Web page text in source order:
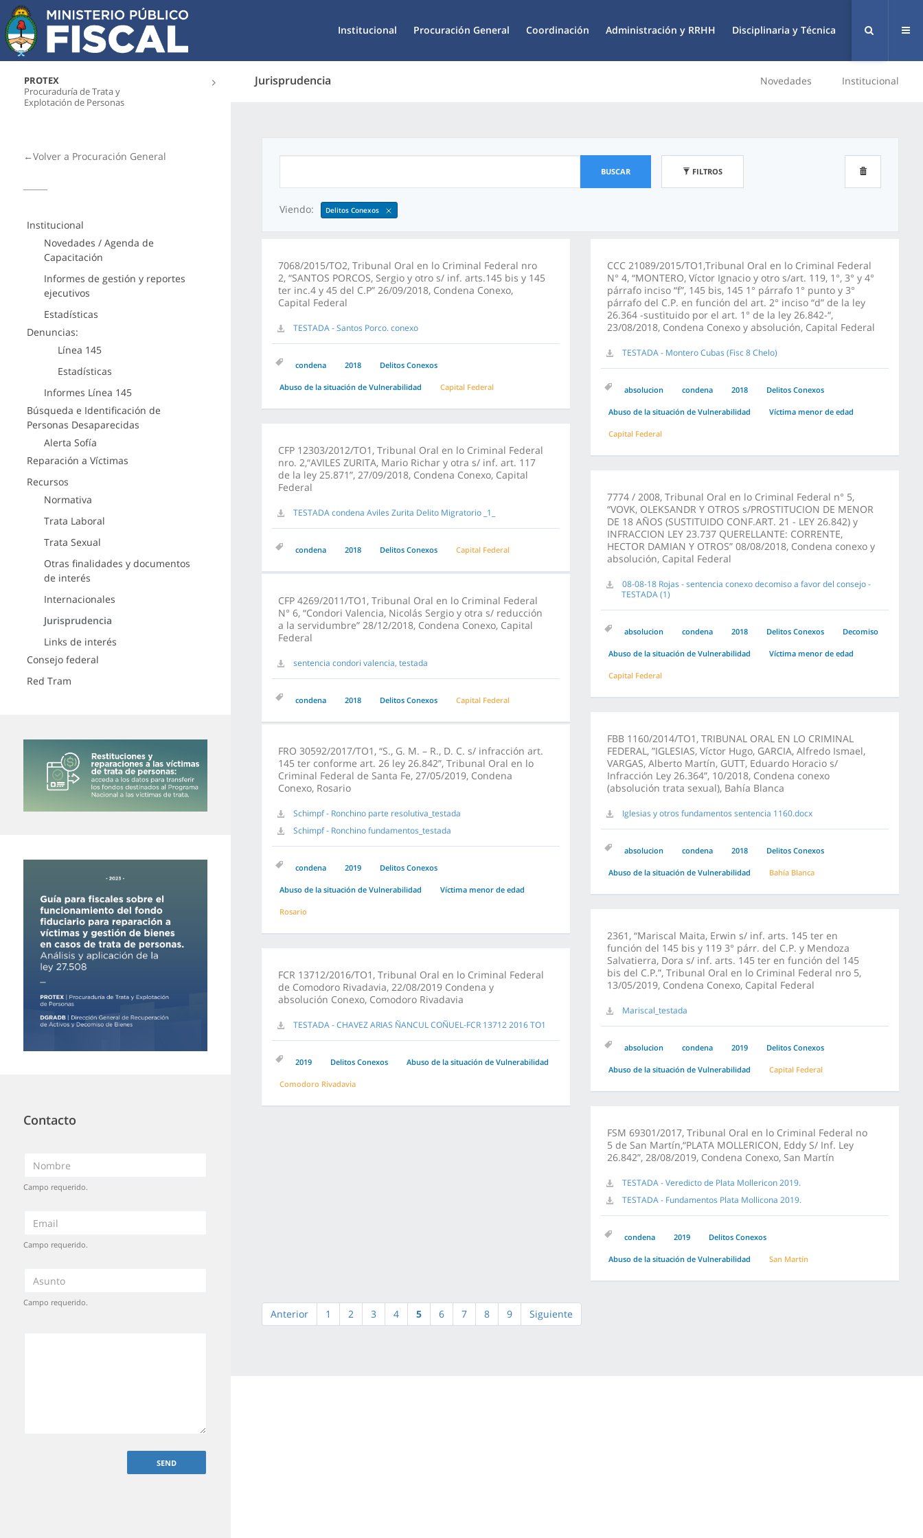
Institucional Procuración General Coordinación Administración y RRHH Disciplinaria y Técnica
PROTEX
Procuraduría de Trata y
Explotación de Personas
Jurisprudencia Novedades Institucional
←Volver a Procuración General
Institucional
Novedades / Agenda de
Capacitación
Informes de gestión y reportes
ejecutivos
Estadísticas
Denuncias:
Línea 145
Estadísticas
Informes Línea 145
Búsqueda e Identificación de
Personas Desaparecidas
Alerta Sofía
Reparación a Víctimas
Recursos
Normativa
Trata Laboral
Trata Sexual
Otras finalidades y documentos
de interés
Internacionales
Jurisprudencia
Links de interés
Consejo federal
Red Tram
Contacto
Campo requerido.
Campo requerido.
Campo requerido.
BUSCAR FILTROS
Viendo: Delitos Conexos
7068/2015/TO2, Tribunal Oral en lo Criminal Federal nro
2, “SANTOS PORCOS, Sergio y otro s/ inf. arts.145 bis y 145
ter inc.4 y 45 del C.P” 26/09/2018, Condena Conexo,
Capital Federal
TESTADA - Santos Porco. conexo
condena 2018 Delitos Conexos
Abuso de la situación de Vulnerabilidad Capital Federal
CCC 21089/2015/TO1,Tribunal Oral en lo Criminal Federal
N° 4, “MONTERO, Víctor Ignacio y otro s/art. 119, 1°, 3° y 4°
párrafo inciso “f”, 145 bis, 145 1° párrafo 1° punto y 3°
párrafo del C.P. en función del art. 2° inciso “d” de la ley
26.364 -sustituido por el art. 1° de la ley 26.842-“,
23/08/2018, Condena Conexo y absolución, Capital Federal
TESTADA - Montero Cubas (Fisc 8 Chelo)
absolucion condena 2018 Delitos Conexos
Abuso de la situación de Vulnerabilidad Víctima menor de edad
Capital Federal
CFP 12303/2012/TO1, Tribunal Oral en lo Criminal Federal
nro. 2,“AVILES ZURITA, Mario Richar y otra s/ inf. art. 117
de la ley 25.871”, 27/09/2018, Condena Conexo, Capital
Federal
TESTADA condena Aviles Zurita Delito Migratorio _1_
condena 2018 Delitos Conexos Capital Federal
7774 / 2008, Tribunal Oral en lo Criminal Federal n° 5,
“VOVK, OLEKSANDR Y OTROS s/PROSTITUCION DE MENOR
DE 18 AÑOS (SUSTITUIDO CONF.ART. 21 - LEY 26.842) y
INFRACCION LEY 23.737 QUERELLANTE: CORRENTE,
HECTOR DAMIAN Y OTROS” 08/08/2018, Condena conexo y
absolución, Capital Federal
08-08-18 Rojas - sentencia conexo decomiso a favor del consejo -
TESTADA (1)
absolucion condena 2018 Delitos Conexos Decomiso
Abuso de la situación de Vulnerabilidad Víctima menor de edad
Capital Federal
CFP 4269/2011/TO1, Tribunal Oral en lo Criminal Federal
N° 6, “Condori Valencia, Nicolás Sergio y otra s/ reducción
a la servidumbre” 28/12/2018, Condena Conexo, Capital
Federal
sentencia condori valencia, testada
condena 2018 Delitos Conexos Capital Federal
FBB 1160/2014/TO1, TRIBUNAL ORAL EN LO CRIMINAL
FEDERAL, ”IGLESIAS, Víctor Hugo, GARCIA, Alfredo Ismael,
VARGAS, Alberto Martín, GUTT, Eduardo Horacio s/
Infracción Ley 26.364”, 10/2018, Condena conexo
(absolución trata sexual), Bahía Blanca
Iglesias y otros fundamentos sentencia 1160.docx
absolucion condena 2018 Delitos Conexos
Abuso de la situación de Vulnerabilidad Bahía Blanca
FRO 30592/2017/TO1, “S., G. M. – R., D. C. s/ infracción art.
145 ter conforme art. 26 ley 26.842”, Tribunal Oral en lo
Criminal Federal de Santa Fe, 27/05/2019, Condena
Conexo, Rosario
Schimpf - Ronchino parte resolutiva_testada
Schimpf - Ronchino fundamentos_testada
condena 2019 Delitos Conexos
Abuso de la situación de Vulnerabilidad Víctima menor de edad
Rosario
2361, “Mariscal Maita, Erwin s/ inf. arts. 145 ter en
función del 145 bis y 119 3° párr. del C.P. y Mendoza
Salvatierra, Dora s/ inf. arts. 145 ter en función del 145
bis del C.P.”, Tribunal Oral en lo Criminal Federal nro 5,
13/05/2019, Condena Conexo, Capital Federal
Mariscal_testada
absolucion condena 2019 Delitos Conexos
Abuso de la situación de Vulnerabilidad Capital Federal
FCR 13712/2016/TO1, Tribunal Oral en lo Criminal Federal
de Comodoro Rivadavia, 22/08/2019 Condena y
absolución Conexo, Comodoro Rivadavia
TESTADA - CHAVEZ ARIAS ÑANCUL COÑUEL-FCR 13712 2016 TO1
2019 Delitos Conexos Abuso de la situación de Vulnerabilidad
Comodoro Rivadavia
FSM 69301/2017, Tribunal Oral en lo Criminal Federal no
5 de San Martín,“PLATA MOLLERICON, Eddy S/ Inf. Ley
26.842”, 28/08/2019, Condena Conexo, San Martín
TESTADA - Veredicto de Plata Mollericon 2019.
TESTADA - Fundamentos Plata Mollicona 2019.
condena 2019 Delitos Conexos
Abuso de la situación de Vulnerabilidad San Martín
Anterior 1 2 3 4 5 6 7 8 9 Siguiente